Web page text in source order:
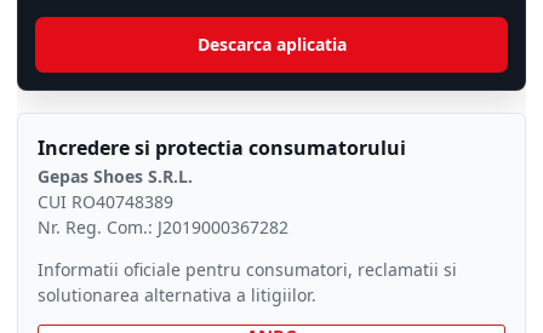
Descarca aplicatia
Incredere si protectia consumatorului
Gepas Shoes S.R.L.
CUI RO40748389
Nr. Reg. Com.: J2019000367282
Informatii oficiale pentru consumatori, reclamatii si
solutionarea alternativa a litigiilor.